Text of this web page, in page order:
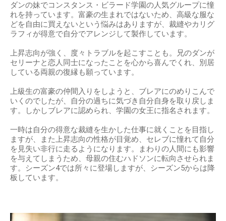
ダンの妹でコンスタンス・ビラード学園の人気グループに憧
れを持っています。富豪の生まれではないため、高級な服な
どを自由に買えないという悩みはありますが、裁縫やカリグ
ラフィが得意で自分でアレンジして製作しています。
上昇志向が強く、度々トラブルを起こすことも。兄のダンが
セリーナと恋人同士になったことを心から喜んでくれ、別居
している両親の復縁も願っています。
上級生の富豪の仲間入りをしようと、ブレアにのめりこんで
いくのでしたが、自分の過ちに気づき自分自身を取り戻しま
す。しかしブレアに認められ、学園の女王に指名されます。
一時は自分の得意な裁縫を生かした仕事に就くことを目指し
ますが、また上昇志向の性格が目覚め、セレブに憧れて自分
を見失い非行に走るようになります。まわりの人間にも影響
を与えてしまうため、母親の住むハドソンに転向させられま
す。シーズン4では所々に登場しますが、シーズン5からは降
板しています。